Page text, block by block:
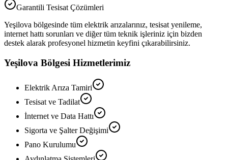
Garantili Tesisat Çözümleri
Yeşilova bölgesinde tüm elektrik arızalarınız, tesisat yenileme,
internet hattı sorunları ve diğer tüm teknik işleriniz için bizden
destek alarak profesyonel hizmetin keyfini çıkarabilirsiniz.
Yeşilova Bölgesi Hizmetlerimiz
Elektrik Arıza Tamiri
Tesisat ve Tadilat
İnternet ve Data Hattı
Sigorta ve Şalter Değişimi
Pano Kurulumu